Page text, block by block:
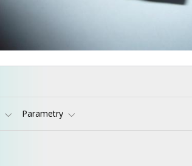
Parametry